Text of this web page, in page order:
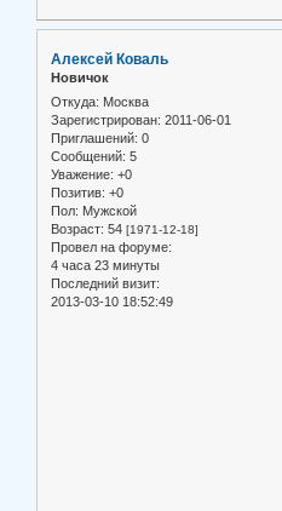
Алексей Коваль
Новичок
Откуда: Москва
Зарегистрирован: 2011-06-01
Приглашений: 0
Сообщений: 5
Уважение: +0
Позитив: +0
Пол: Мужской
Возраст: 54 [1971-12-18]
Провел на форуме:
4 часа 23 минуты
Последний визит:
2013-03-10 18:52:49